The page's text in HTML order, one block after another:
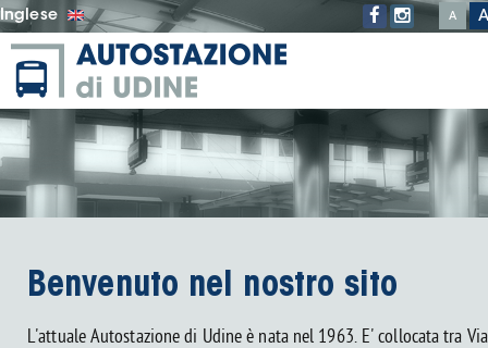
Inglese A A
Benvenuto nel nostro sito
L'attuale Autostazione di Udine è nata nel 1963. E' collocata tra